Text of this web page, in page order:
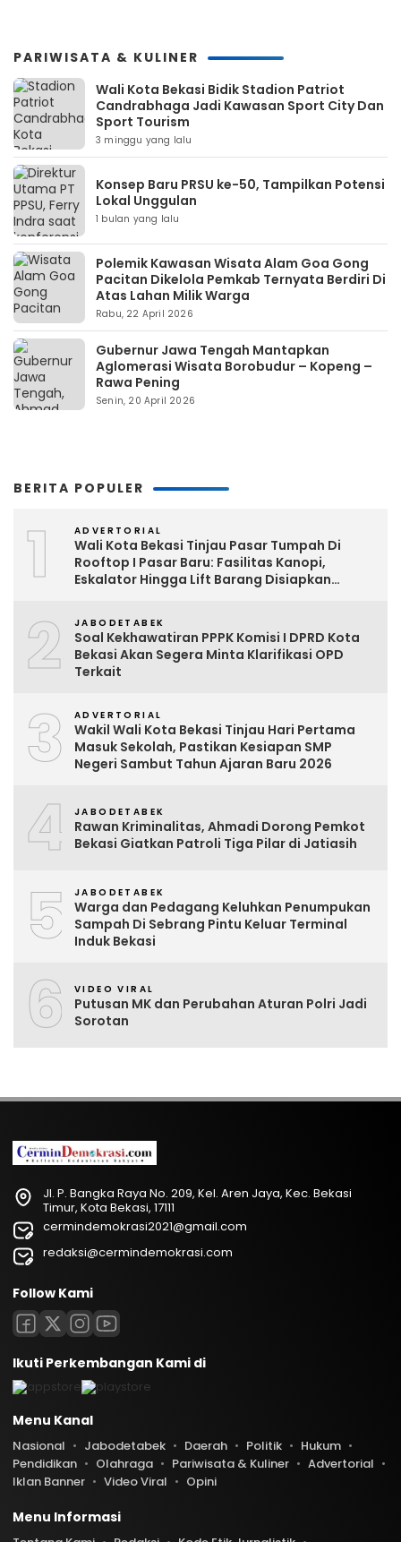
PARIWISATA & KULINER
Wali Kota Bekasi Bidik Stadion Patriot
Candrabhaga Jadi Kawasan Sport City Dan
Sport Tourism
3 minggu yang lalu
Konsep Baru PRSU ke-50, Tampilkan Potensi
Lokal Unggulan
1 bulan yang lalu
Polemik Kawasan Wisata Alam Goa Gong
Pacitan Dikelola Pemkab Ternyata Berdiri Di
Atas Lahan Milik Warga
Rabu, 22 April 2026
Gubernur Jawa Tengah Mantapkan
Aglomerasi Wisata Borobudur – Kopeng –
Rawa Pening
Senin, 20 April 2026
BERITA POPULER
1 ADVERTORIAL
Wali Kota Bekasi Tinjau Pasar Tumpah Di
Rooftop I Pasar Baru: Fasilitas Kanopi,
Eskalator Hingga Lift Barang Disiapkan
2 JABODETABEK
Soal Kekhawatiran PPPK Komisi I DPRD Kota
Bekasi Akan Segera Minta Klarifikasi OPD
Terkait
3 ADVERTORIAL
Wakil Wali Kota Bekasi Tinjau Hari Pertama
Masuk Sekolah, Pastikan Kesiapan SMP
Negeri Sambut Tahun Ajaran Baru 2026
4 JABODETABEK
Rawan Kriminalitas, Ahmadi Dorong Pemkot
Bekasi Giatkan Patroli Tiga Pilar di Jatiasih
5 JABODETABEK
Warga dan Pedagang Keluhkan Penumpukan
Sampah Di Sebrang Pintu Keluar Terminal
Induk Bekasi
6 VIDEO VIRAL
Putusan MK dan Perubahan Aturan Polri Jadi
Sorotan
Jl. P. Bangka Raya No. 209, Kel. Aren Jaya, Kec. Bekasi
Timur, Kota Bekasi, 17111
cermindemokrasi2021@gmail.com
redaksi@cermindemokrasi.com
Follow Kami
Ikuti Perkembangan Kami di
Menu Kanal
Nasional Jabodetabek Daerah Politik
Hukum
Pendidikan
Olahraga Pariwisata & Kuliner
Advertorial
Iklan Banner
Video Viral Opini
Menu Informasi